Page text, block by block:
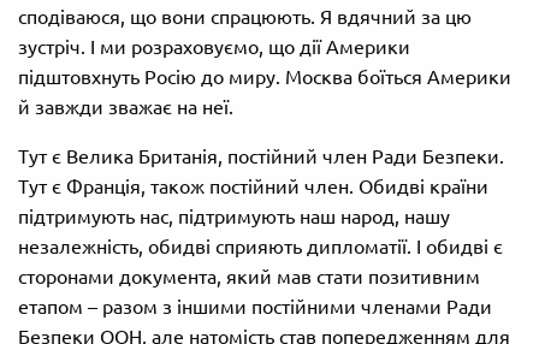
сподіваюся, що вони спрацюють. Я вдячний за цю
зустріч. І ми розраховуємо, що дії Америки
підштовхнуть Росію до миру. Москва боїться Америки
й завжди зважає на неї.
Тут є Велика Британія, постійний член Ради Безпеки.
Тут є Франція, також постійний член. Обидві країни
підтримують нас, підтримують наш народ, нашу
незалежність, обидві сприяють дипломатії. І обидві є
сторонами документа, який мав стати позитивним
етапом – разом з іншими постійними членами Ради
Безпеки ООН, але натомість став попередженням для